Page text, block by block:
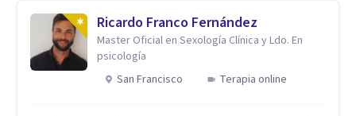
Ricardo Franco Fernández
Master Oficial en Sexología Clínica y Ldo. En
psicología
San Francisco
Terapia online